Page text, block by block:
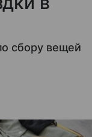
сбору вещей